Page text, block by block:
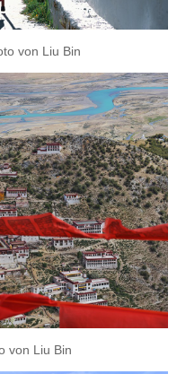
von Liu Bin
von Liu Bin